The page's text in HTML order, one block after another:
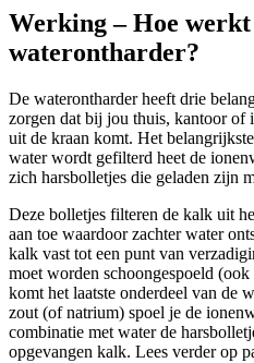
Werking – Hoe werkt
waterontharder?
De waterontharder heeft drie
zorgen dat bij jou thuis, kantoor of
uit de kraan komt. Het
water wordt gefilterd heet de
zich harsbolletjes die geladen zijn
Deze bolletjes filteren de kalk uit
aan toe waardoor zachter water
kalk vast tot een punt van
moet worden schoongespoeld (ook
komt het laatste onderdeel van de
zout (of natrium) spoel je de
combinatie met water de
opgevangen kalk. Lees verder op